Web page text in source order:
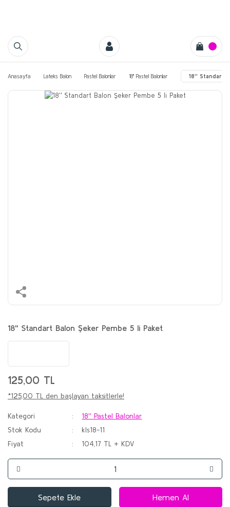
Anasayfa Lateks Balon Pastel Balonlar 18'' Pastel Balonlar 18'' Standart
18'' Standart Balon Şeker Pembe 5 li Paket
125,00 TL
*125,00 TL den başlayan taksitlerle!
Kategori
18'' Pastel Balonlar
Stok Kodu
kls18-11
Fiyat
104,17 TL + KDV
Sepete Ekle Hemen Al